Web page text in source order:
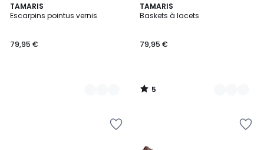
TAMARIS
Escarpins pointus vernis
79,95 €
2
Couleurs
TAMARIS
Baskets à lacets
79,95 €
5
/
2
Couleurs
5
/